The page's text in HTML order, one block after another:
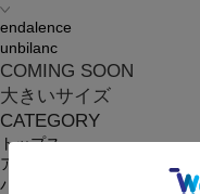
endalence
unbilanc
COMING SOON
大きいサイズ
CATEGORY
トップス
アウター
パンツ